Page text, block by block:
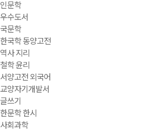
인문학
우수도서
국문학
한국학 동양고전
역사 지리
철학 윤리
서양고전 외국어
교양자기개발서
글쓰기
한문학 한시
사회과학